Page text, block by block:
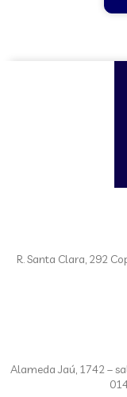
R. Santa Clara, 292
Alameda Jaú, 1742 –